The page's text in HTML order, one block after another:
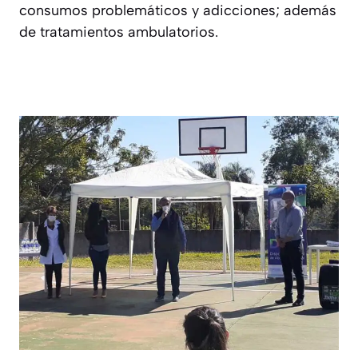
consumos problemáticos y adicciones; además
de tratamientos ambulatorios.